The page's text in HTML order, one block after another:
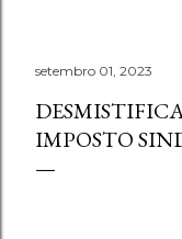
setembro 01, 2023
IMPOSTO